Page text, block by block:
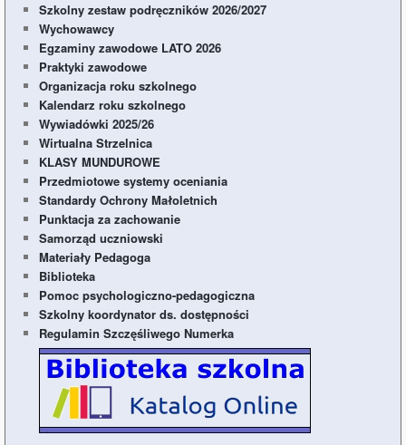
Szkolny zestaw podręczników 2026/2027
Wychowawcy
Egzaminy zawodowe LATO 2026
Praktyki zawodowe
Organizacja roku szkolnego
Kalendarz roku szkolnego
Wywiadówki 2025/26
Wirtualna Strzelnica
KLASY MUNDUROWE
Przedmiotowe systemy oceniania
Standardy Ochrony Małoletnich
Punktacja za zachowanie
Samorząd uczniowski
Materiały Pedagoga
Biblioteka
Pomoc psychologiczno-pedagogiczna
Szkolny koordynator ds. dostępności
Regulamin Szczęśliwego Numerka